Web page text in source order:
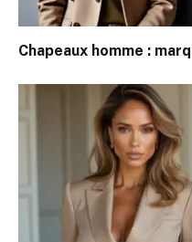
Chapeaux homme :